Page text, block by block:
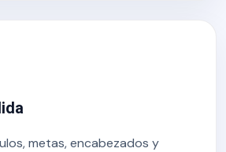
metas, encabezados y